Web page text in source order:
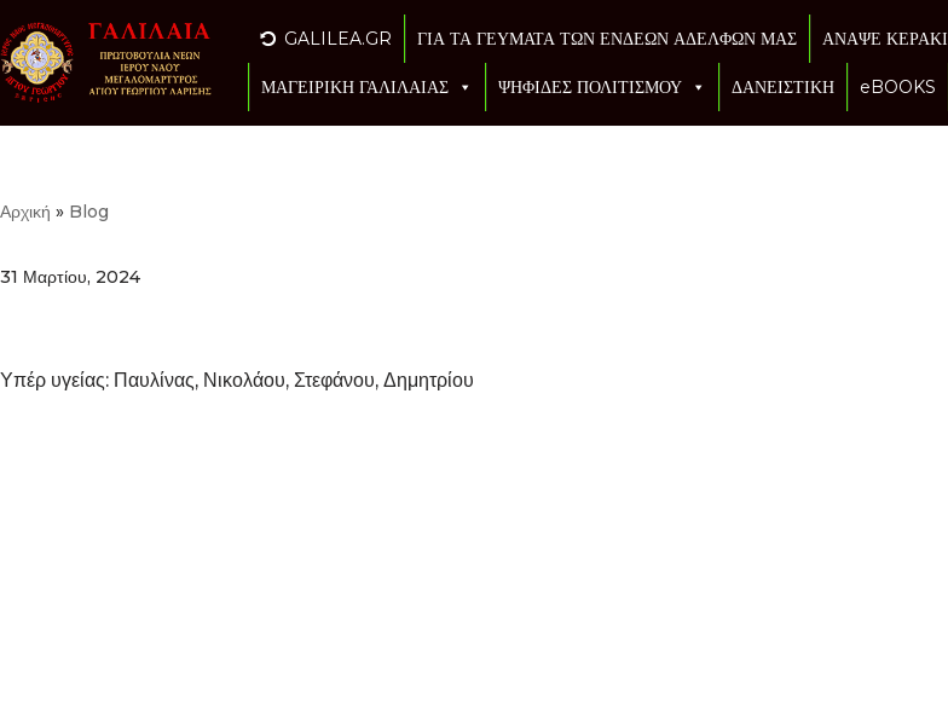
Μεταπηδήστε
στο
περιεχόμενο
GALILEA.GR ΓΙΑ ΤΑ ΓΕΥΜΑΤΑ ΤΩΝ ΕΝΔΕΩΝ ΑΔΕΛΦΩΝ ΜΑΣ ΑΝΑΨΕ ΚΕΡΑΚΙ
ΜΑΓΕΙΡΙΚΗ ΓΑΛΙΛΑΙΑΣ ΨΗΦΙΔΕΣ ΠΟΛΙΤΙΣΜΟΥ ΔΑΝΕΙΣΤΙΚΗ eBOOKS
Αρχική » Blog
31 Μαρτίου, 2024
Υπέρ υγείας: Παυλίνας, Νικολάου, Στεφάνου, Δημητρίου